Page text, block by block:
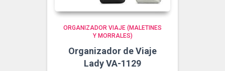
ORGANIZADOR VIAJE (MALETINES
Y MORRALES)
Organizador de Viaje
Lady VA-1129